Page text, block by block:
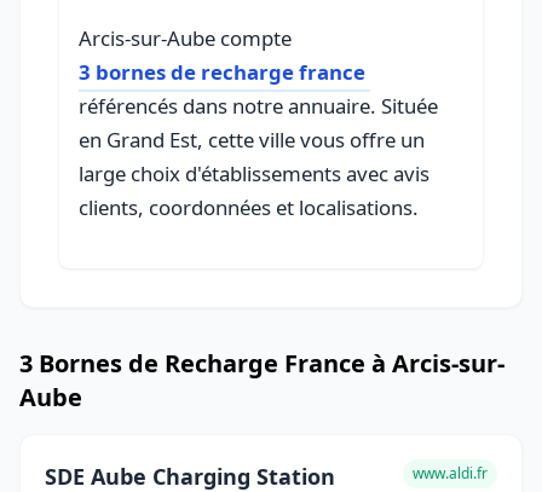
Arcis-sur-Aube compte
3 bornes de recharge france
référencés dans notre annuaire. Située
en Grand Est, cette ville vous offre un
large choix d'établissements avec avis
clients, coordonnées et localisations.
3 Bornes de Recharge France à Arcis-sur-
Aube
SDE Aube Charging Station www.aldi.fr